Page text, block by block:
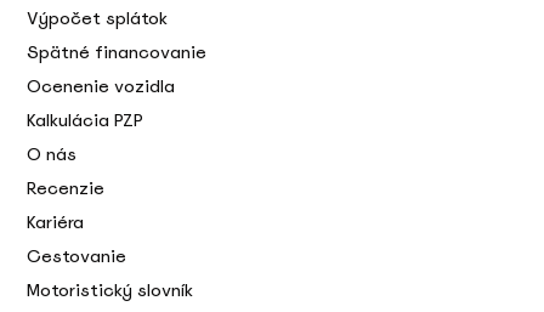
Výpočet splátok
Spätné financovanie
Ocenenie vozidla
Kalkulácia PZP
O nás
Recenzie
Kariéra
Cestovanie
Motoristický slovník